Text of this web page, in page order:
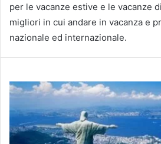
per le vacanze estive e le vacanze
migliori in cui andare in vacanza e
nazionale ed internazionale.